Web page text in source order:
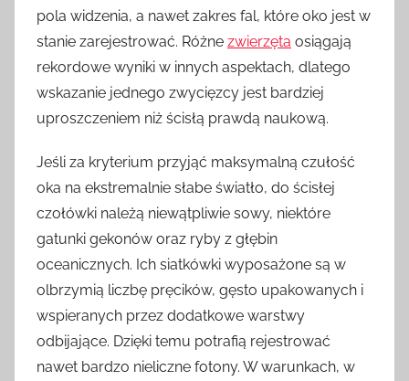
pola widzenia, a nawet zakres fal, które oko jest w
stanie zarejestrować. Różne zwierzęta osiągają
rekordowe wyniki w innych aspektach, dlatego
wskazanie jednego zwycięzcy jest bardziej
uproszczeniem niż ścisłą prawdą naukową.
Jeśli za kryterium przyjąć maksymalną czułość
oka na ekstremalnie słabe światło, do ścisłej
czołówki należą niewątpliwie sowy, niektóre
gatunki gekonów oraz ryby z głębin
oceanicznych. Ich siatkówki wyposażone są w
olbrzymią liczbę pręcików, gęsto upakowanych i
wspieranych przez dodatkowe warstwy
odbijające. Dzięki temu potrafią rejestrować
nawet bardzo nieliczne fotony. W warunkach, w